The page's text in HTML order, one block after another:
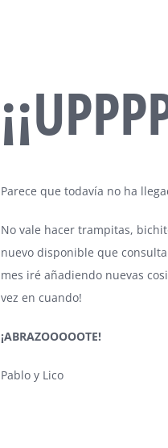
Parece que todavía no ha
No vale hacer trampitas,
nuevo disponible que
mes iré añadiendo nuevas
vez en cuando!
¡ABRAZOOOOOTE!
Pablo y Lico